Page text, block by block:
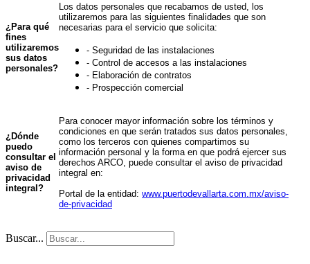
¿Para qué
fines
utilizaremos
sus datos
personales?
Los datos personales que recabamos de usted, los
utilizaremos para las siguientes finalidades que son
necesarias para el servicio que solicita:
- Seguridad de las instalaciones
- Control de accesos a las instalaciones
- Elaboración de contratos
- Prospección comercial
¿Dónde
puedo
consultar el
aviso de
privacidad
integral?
Para conocer mayor información sobre los términos y
condiciones en que serán tratados sus datos personales,
como los terceros con quienes compartimos su
información personal y la forma en que podrá ejercer sus
derechos ARCO, puede consultar el aviso de privacidad
integral en:
Portal de la entidad: www.puertodevallarta.com.mx/aviso-
de-privacidad
Buscar...